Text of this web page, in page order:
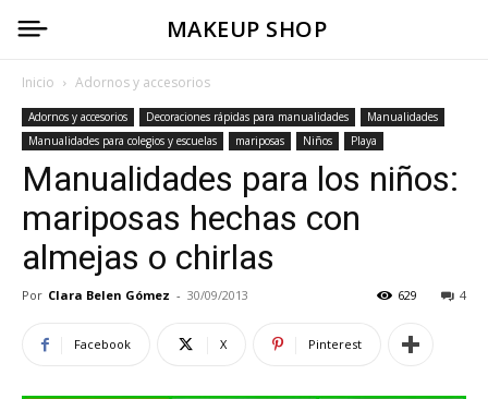
MAKEUP SHOP
Inicio Adornos y accesorios
Adornos y accesorios Decoraciones rápidas para manualidades
Manualidades
Manualidades para colegios y escuelas
mariposas Niños Playa
Manualidades para los niños:
mariposas hechas con
almejas o chirlas
Por Clara Belen Gómez - 30/09/2013 4
629
Facebook X Pinterest